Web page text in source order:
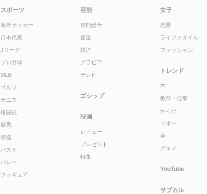
スポーツ
海外サッカー
日本代表
Jリーグ
プロ野球
MLB
ゴルフ
テニス
格闘技
競馬
相撲
バスケ
バレー
フィギュア
芸能
芸能総合
音楽
韓流
グラビア
テレビ
ゴシップ
映画
レビュー
プレゼント
特集
女子
恋愛
ライフスタイル
ファッション
トレンド
本
教育・仕事
からだ
マネー
車
グルメ
YouTube
サブカル